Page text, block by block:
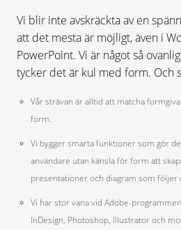
Vi blir inte avskräckta av en
att det mesta är möjligt, även i
PowerPoint. Vi är något så
tycker det är kul med form. Och
Vår strävan är alltid att matcha
form.
Vi bygger smarta funktioner som gör
användare utan känsla för form att
presentationer och diagram som följer
Vi har stor vana vid Adobe-
InDesign, Photoshop, Illustrator och